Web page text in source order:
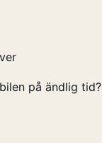
på ändlig tid?